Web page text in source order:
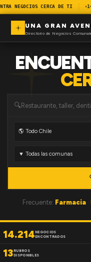
NEGOCIOS CERCA DE TI
UNA GRAN
Directorio de Negocios
🔍
Frecuente: Farmacia ·
14.214NEGOCIOS
ENCONTRADOS
13RUBROS
DISPONIBLES